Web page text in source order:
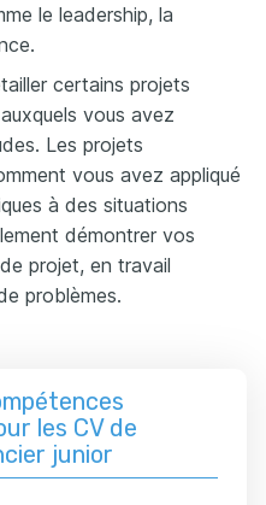
le leadership, la
certains projets
vous avez
Les projets
vous avez appliqué
à des situations
démontrer vos
projet, en travail
problèmes.
les CV de
junior